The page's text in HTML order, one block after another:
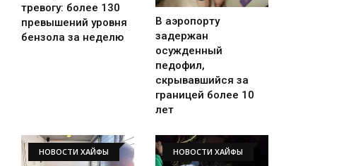
тревогу: более 130
превышений уровня
бензола за неделю
В аэропорту
задержан
осужденный
педофил,
скрывавшийся за
границей более 10
лет
НОВОСТИ ХАЙФЫ НОВОСТИ ХАЙФЫ